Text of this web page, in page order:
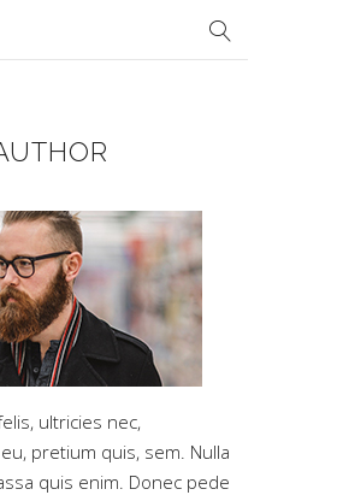
ultricies nec,
pretium quis, sem. Nulla
quis enim. Donec pede